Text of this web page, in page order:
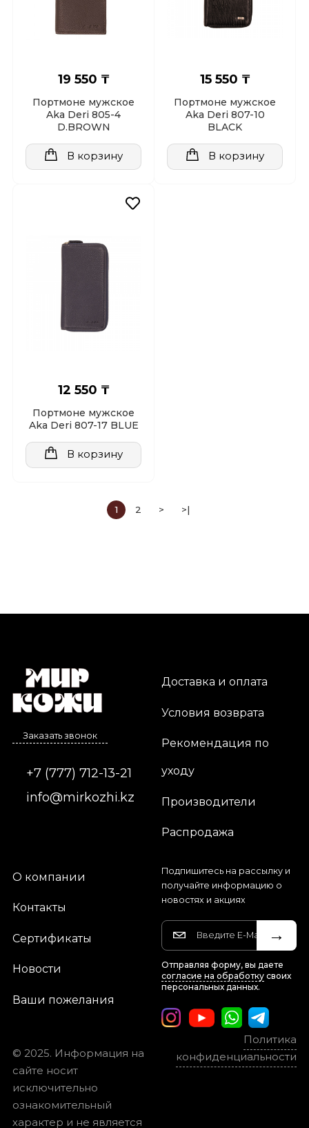
19 550 ₸
Портмоне мужское
Aka Deri 805-4
D.BROWN
В корзину
15 550 ₸
Портмоне мужское
Aka Deri 807-10
BLACK
В корзину
12 550 ₸
Портмоне мужское
Aka Deri 807-17 BLUE
В корзину
1 2 > >|
Заказать звонок
+7 (777) 712-13-21
info@mirkozhi.kz
Доставка и оплата
Условия возврата
Рекомендация по
уходу
Производители
Распродажа
О компании
Контакты
Сертификаты
Новости
Ваши пожелания
Подпишитесь на рассылку и
получайте информацию о
новостях и акциях
→
Отправляя форму, вы даете
согласие на обработку своих
персональных данных.
© 2025. Информация на
сайте носит
исключительно
ознакомительный
характер и не является
Политика
конфиденциальности